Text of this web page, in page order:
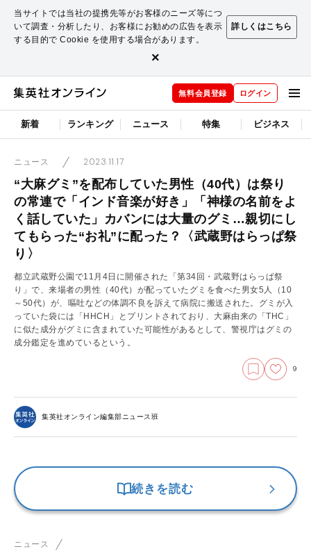
当サイトでは当社の提携先等がお客様のニーズ等につ
いて調査・分析したり、お客様にお勧めの広告を表示
する目的で Cookie を使用する場合があります。
詳しくはこちら
×
無料会員登録 ログイン
新着 ランキング ニュース 特集 ビジネス
ニュース 2023.11.17
“大麻グミ”を配布していた男性（40代）は祭り
の常連で「インド音楽が好き」「神様の名前をよ
く話していた」カバンには大量のグミ…親切にし
てもらった“お礼”に配った？〈武蔵野はらっぱ祭
り〉
都立武蔵野公園で11月4日に開催された「第34回・武蔵野はらっぱ祭
り」で、来場者の男性（40代）が配っていたグミを食べた男女5人（10
～50代）が、嘔吐などの体調不良を訴えて病院に搬送された。グミが入
っていた袋には「HHCH」とプリントされており、大麻由来の「THC」
に似た成分がグミに含まれていた可能性があるとして、警視庁はグミの
成分鑑定を進めているという。
9
集英社オンライン編集部ニュース班
続きを読む
ニュース